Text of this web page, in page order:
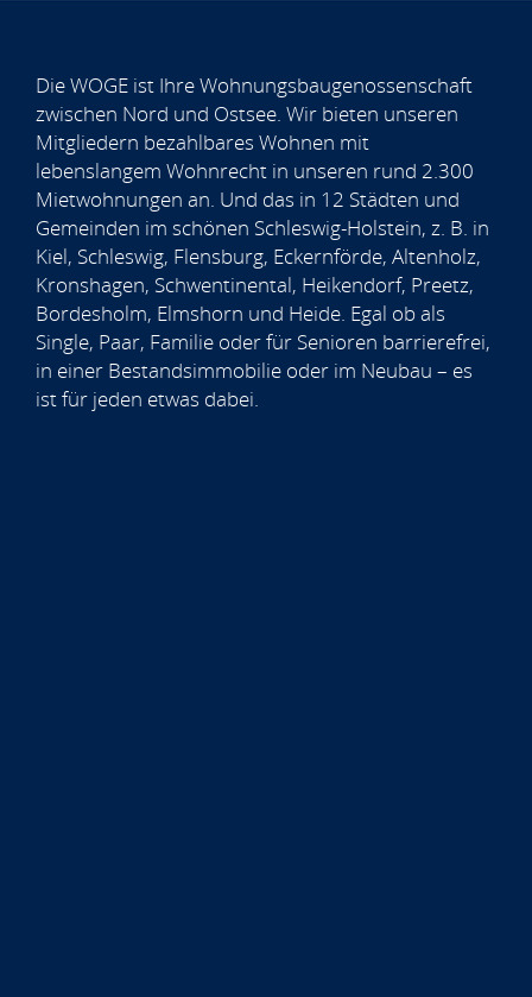
Die WOGE ist Ihre Wohnungsbaugenossenschaft
zwischen Nord und Ostsee. Wir bieten unseren
Mitgliedern bezahlbares Wohnen mit
lebenslangem Wohnrecht in unseren rund 2.300
Mietwohnungen an. Und das in 12 Städten und
Gemeinden im schönen Schleswig-Holstein, z. B. in
Kiel, Schleswig, Flensburg, Eckernförde, Altenholz,
Kronshagen, Schwentinental, Heikendorf, Preetz,
Bordesholm, Elmshorn und Heide. Egal ob als
Single, Paar, Familie oder für Senioren barrierefrei,
in einer Bestandsimmobilie oder im Neubau – es
ist für jeden etwas dabei.